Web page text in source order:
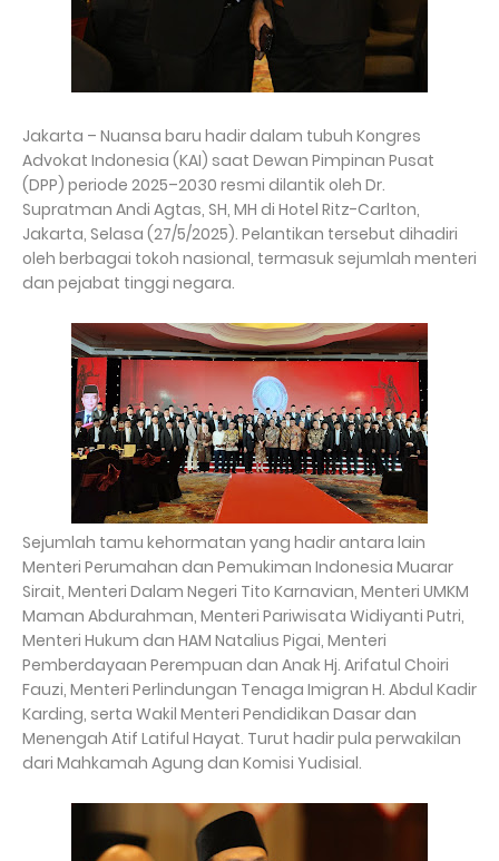
Jakarta – Nuansa baru hadir dalam tubuh Kongres
Advokat Indonesia (KAI) saat Dewan Pimpinan Pusat
(DPP) periode 2025–2030 resmi dilantik oleh Dr.
Supratman Andi Agtas, SH, MH di Hotel Ritz-Carlton,
Jakarta, Selasa (27/5/2025). Pelantikan tersebut dihadiri
oleh berbagai tokoh nasional, termasuk sejumlah menteri
dan pejabat tinggi negara.
Sejumlah tamu kehormatan yang hadir antara lain
Menteri Perumahan dan Pemukiman Indonesia Muarar
Sirait, Menteri Dalam Negeri Tito Karnavian, Menteri UMKM
Maman Abdurahman, Menteri Pariwisata Widiyanti Putri,
Menteri Hukum dan HAM Natalius Pigai, Menteri
Pemberdayaan Perempuan dan Anak Hj. Arifatul Choiri
Fauzi, Menteri Perlindungan Tenaga Imigran H. Abdul Kadir
Karding, serta Wakil Menteri Pendidikan Dasar dan
Menengah Atif Latiful Hayat. Turut hadir pula perwakilan
dari Mahkamah Agung dan Komisi Yudisial.